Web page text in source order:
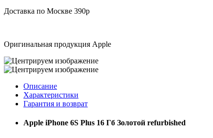
Доставка по Москве 390р
Оригинальная продукция Apple
Описание
Характеристики
Гарантия и возврат
Apple iPhone 6S Plus 16 Гб Золотой refurbished